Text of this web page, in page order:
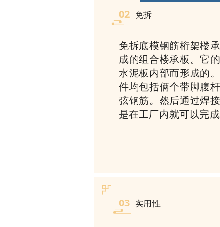
02 免拆
免拆底模钢筋桁架楼
成的组合楼承板。它
水泥板内部而形成的
件均包括俩个带脚腹
弦钢筋。然后通过焊
是在工厂内就可以完
03 实用性